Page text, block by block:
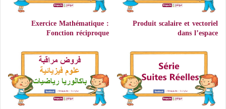
Produit scalaire et vectoriel
dans l’espace
Exercice Mathématique :
Fonction réciproque